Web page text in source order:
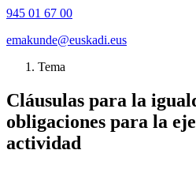
945 01 67 00
emakunde@euskadi.eus
Tema
Cláusulas para la
obligaciones para la
actividad